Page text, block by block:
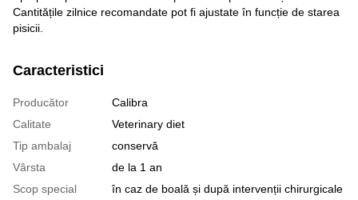
Cantitățile zilnice recomandate pot fi ajustate în funcție de starea
pisicii.
Caracteristici
Producător
Calibra
Calitate
Veterinary diet
Tip ambalaj
conservă
Vârsta
de la 1 an
Scop special
în caz de boală și după intervenții chirurgicale